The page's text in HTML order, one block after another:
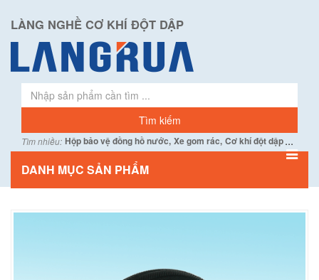
LÀNG NGHỀ CƠ KHÍ ĐỘT DẬP
Tìm nhiều: Hộp bảo vệ đồng hồ nước, Xe gom rác, Cơ khí đột dập...
DANH MỤC SẢN PHẨM